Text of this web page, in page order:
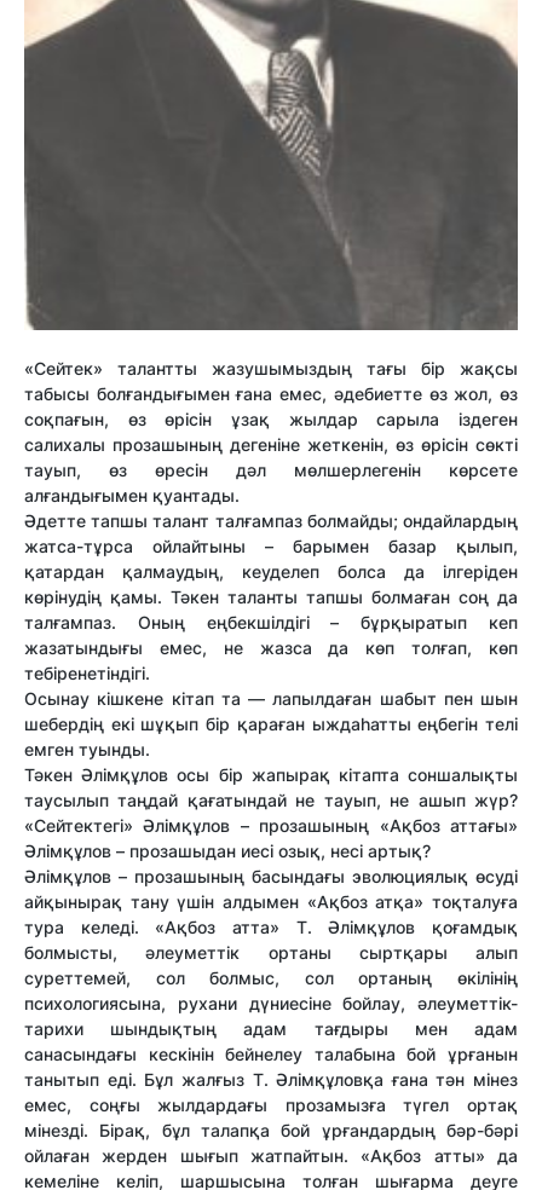
«Сейтек» талантты жазушымыздың тағы бір жақсы
табысы болғандығымен ғана емес, әдебиетте өз жол, өз
соқпағын, өз өрісін ұзақ жылдар сарыла іздеген
салихалы прозашының дегеніне жеткенін, өз өрісін сөкті
тауып, өз өресін дәл мөлшерлегенін көрсете
алғандығымен қуантады.
Әдетте тапшы талант талғампаз болмайды; ондайлардың
жатса-тұрса ойлайтыны – барымен базар қылып,
қатардан қалмаудың, кеуделеп болса да ілгеріден
көрінудің қамы. Тәкен таланты тапшы болмаған соң да
талғампаз. Оның еңбекшілдігі – бұрқыратып кеп
жазатындығы емес, не жазса да көп толғап, көп
тебіренетіндігі.
Осынау кішкене кітап та — лапылдаған шабыт пен шын
шебердің екі шұқып бір қараған ыждаһатты еңбегін телі
емген туынды.
Тәкен Әлімқұлов осы бір жапырақ кітапта соншалықты
таусылып таңдай қағатындай не тауып, не ашып жүр?
«Сейтектегі» Әлімқұлов – прозашының «Ақбоз аттағы»
Әлімқұлов – прозашыдан иесі озық, несі артық?
Әлімқұлов – прозашының басындағы эволюциялық өсуді
айқынырақ тану үшін алдымен «Ақбоз атқа» тоқталуға
тура келеді. «Ақбоз атта» Т. Әлімқұлов қоғамдық
болмысты, әлеуметтік ортаны сыртқары алып
суреттемей, сол болмыс, сол ортаның өкілінің
психологиясына, рухани дүниесіне бойлау, әлеуметтік-
тарихи шындықтың адам тағдыры мен адам
санасындағы кескінін бейнелеу талабына бой ұрғанын
танытып еді. Бұл жалғыз Т. Әлімқұловқа ғана тән мінез
емес, соңғы жылдардағы прозамызға түгел ортақ
мінезді. Бірақ, бұл талапқа бой ұрғандардың бәр-бәрі
ойлаған жерден шығып жатпайтын. «Ақбоз атты» да
кемеліне келіп, шаршысына толған шығарма деуге